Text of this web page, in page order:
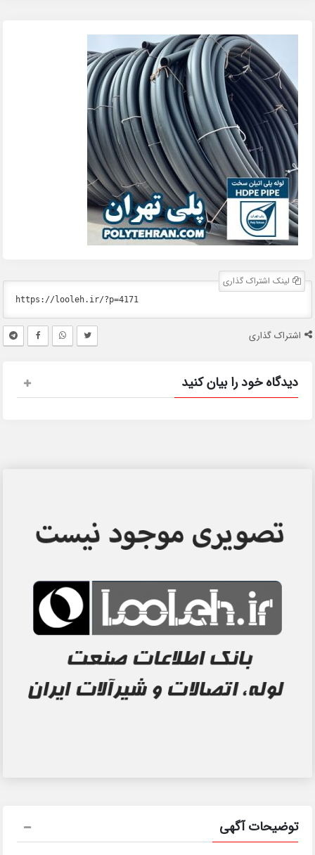
لینک اشتراک گذاری
اشتراک گذاری
دیدگاه خود را بیان کنید
توضیحات آگهی